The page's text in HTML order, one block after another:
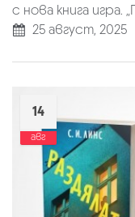
с нова книга игра.
25 август, 2025
14
авг